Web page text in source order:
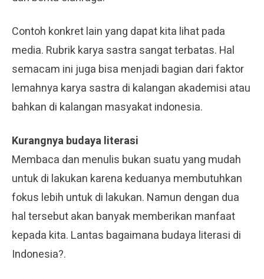
Contoh konkret lain yang dapat kita lihat pada
media. Rubrik karya sastra sangat terbatas. Hal
semacam ini juga bisa menjadi bagian dari faktor
lemahnya karya sastra di kalangan akademisi atau
bahkan di kalangan masyakat indonesia.
Kurangnya budaya literasi
Membaca dan menulis bukan suatu yang mudah
untuk di lakukan karena keduanya membutuhkan
fokus lebih untuk di lakukan. Namun dengan dua
hal tersebut akan banyak memberikan manfaat
kepada kita. Lantas bagaimana budaya literasi di
Indonesia?.